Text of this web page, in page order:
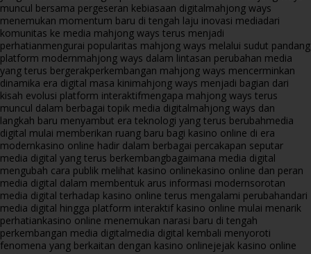
muncul bersama pergeseran kebiasaan digitalmahjong ways
menemukan momentum baru di tengah laju inovasi mediadari
komunitas ke media mahjong ways terus menjadi
perhatianmengurai popularitas mahjong ways melalui sudut pandang
platform modernmahjong ways dalam lintasan perubahan media
yang terus bergerakperkembangan mahjong ways mencerminkan
dinamika era digital masa kinimahjong ways menjadi bagian dari
kisah evolusi platform interaktifmengapa mahjong ways terus
muncul dalam berbagai topik media digitalmahjong ways dan
langkah baru menyambut era teknologi yang terus berubahmedia
digital mulai memberikan ruang baru bagi kasino online di era
modernkasino online hadir dalam berbagai percakapan seputar
media digital yang terus berkembangbagaimana media digital
mengubah cara publik melihat kasino onlinekasino online dan peran
media digital dalam membentuk arus informasi modernsorotan
media digital terhadap kasino online terus mengalami perubahandari
media digital hingga platform interaktif kasino online mulai menarik
perhatiankasino online menemukan narasi baru di tengah
perkembangan media digitalmedia digital kembali menyoroti
fenomena yang berkaitan dengan kasino onlinejejak kasino online